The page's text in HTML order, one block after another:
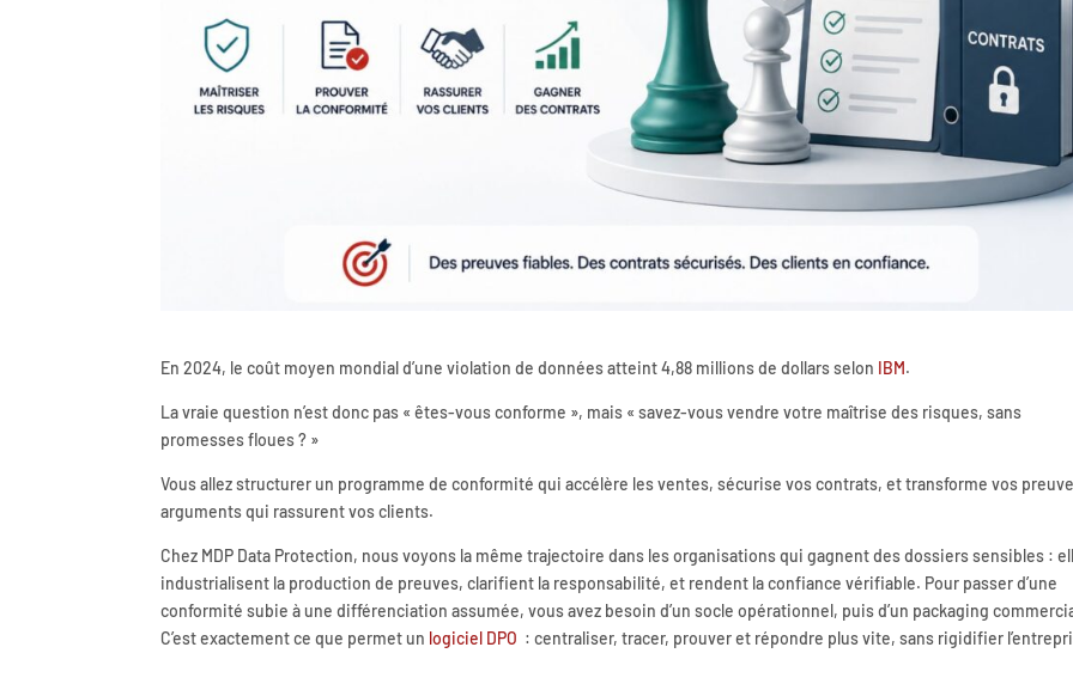
En 2024, le coût moyen mondial d’une violation de données atteint 4,88 millions de dollars selon IBM.
La vraie question n’est donc pas « êtes-vous conforme », mais « savez-vous vendre votre maîtrise des risques, sans
promesses floues ? »
Vous allez structurer un programme de conformité qui accélère les ventes, sécurise vos contrats, et transforme vos
arguments qui rassurent vos clients.
Chez MDP Data Protection, nous voyons la même trajectoire dans les organisations qui gagnent des dossiers sensibles :
industrialisent la production de preuves, clarifient la responsabilité, et rendent la confiance vérifiable. Pour passer d’une
conformité subie à une différenciation assumée, vous avez besoin d’un socle opérationnel, puis d’un packaging
C’est exactement ce que permet un logiciel DPO : centraliser, tracer, prouver et répondre plus vite, sans rigidifier